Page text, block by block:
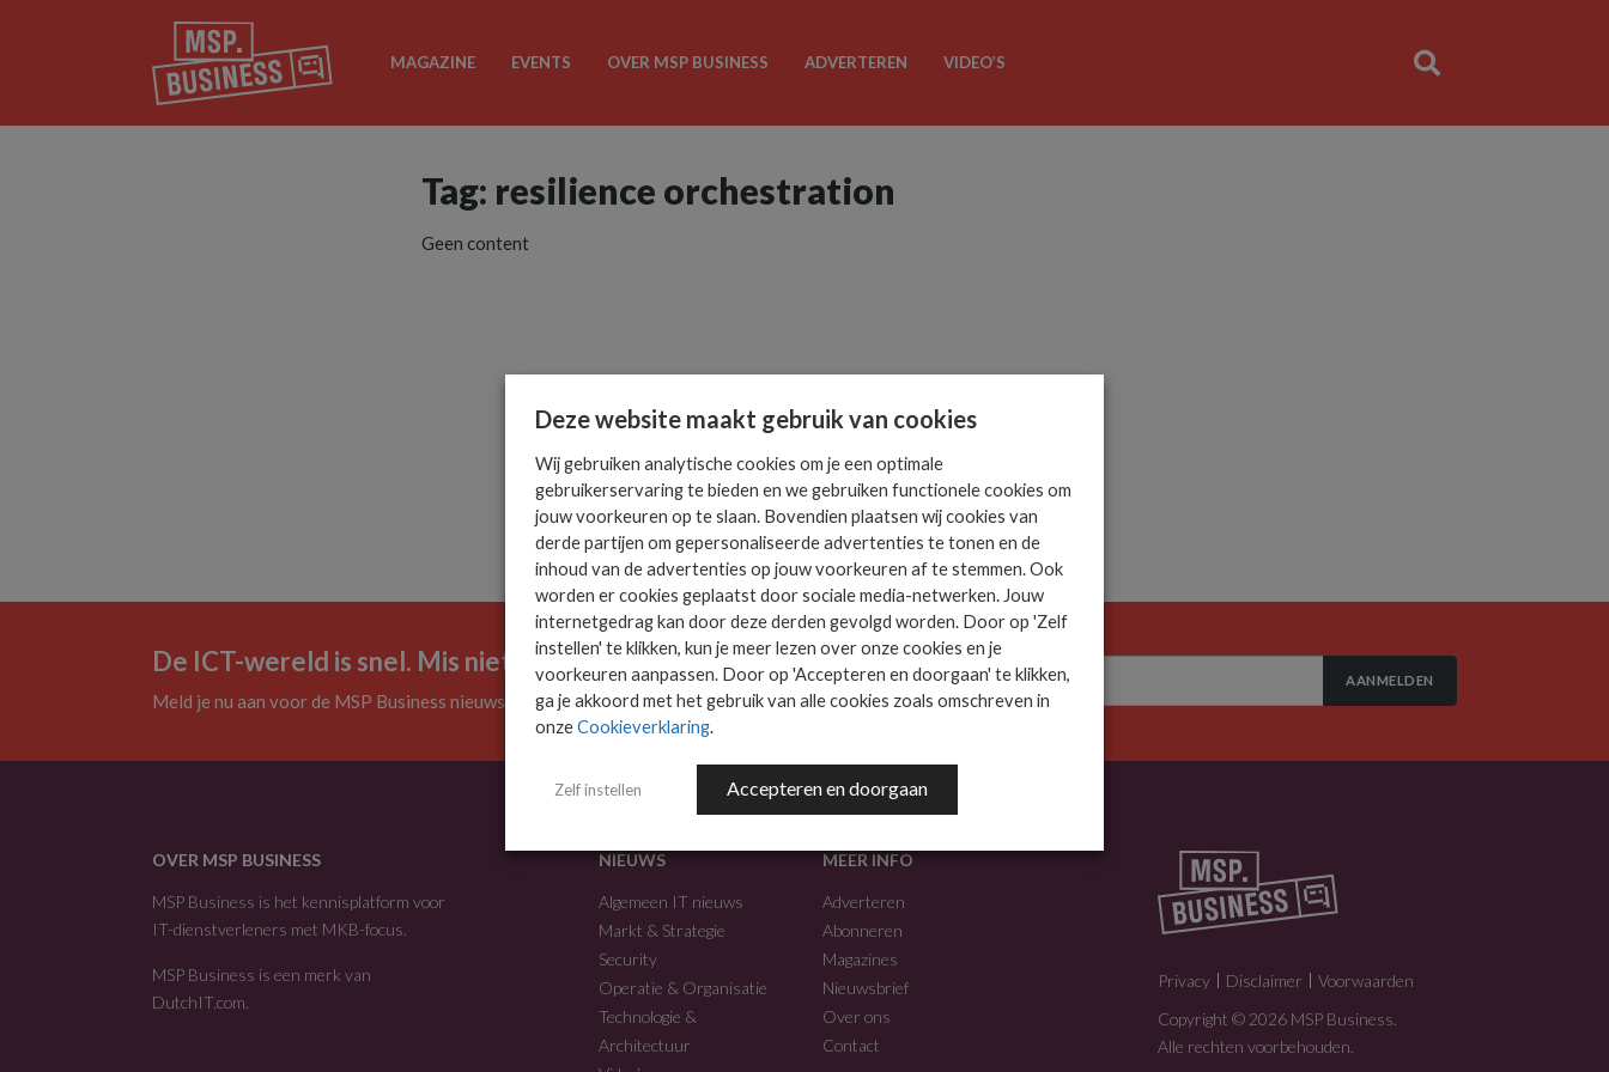
MAGAZINE EVENTS OVER MSP BUSINESS ADVERTEREN VIDEO’S
Tag: resilience orchestration
Geen content
De ICT-wereld is snel. Mis niets.
Meld je nu aan voor de MSP Business nieuwsbrief.
AANMELDEN
OVER MSP BUSINESS
MSP Business is het kennisplatform voor
IT-dienstverleners met MKB-focus.
MSP Business is een merk van
DutchIT.com
NIEUWS
Algemeen IT nieuws
Markt & Strategie
Security
Operatie & Organisatie
Technologie &
Architectuur
MEER INFO
Adverteren
Abonneren
Magazines
Nieuwsbrief
Over ons
Contact
Privacy Disclaimer
Voorwaarden
Copyright © 2026 MSP Business.
Alle rechten voorbehouden.
Deze website maakt gebruik van cookies
Wij gebruiken analytische cookies om je een optimale
gebruikerservaring te bieden en we gebruiken functionele cookies om
jouw voorkeuren op te slaan. Bovendien plaatsen wij cookies van
derde partijen om gepersonaliseerde advertenties te tonen en de
inhoud van de advertenties op jouw voorkeuren af te stemmen. Ook
worden er cookies geplaatst door sociale media-netwerken. Jouw
internetgedrag kan door deze derden gevolgd worden. Door op 'Zelf
instellen' te klikken, kun je meer lezen over onze cookies en je
voorkeuren aanpassen. Door op 'Accepteren en doorgaan' te klikken,
ga je akkoord met het gebruik van alle cookies zoals omschreven in
onzeCookieverklaring.
Zelf instellen Accepteren en doorgaan